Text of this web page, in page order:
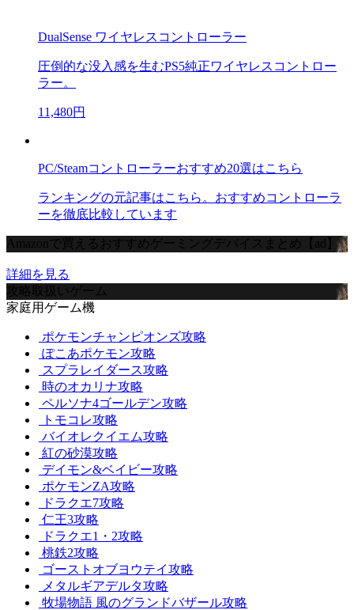
DualSense ワイヤレスコントローラー
圧倒的な没入感を生むPS5純正ワイヤレスコントロー
ラー。
11,480円
PC/Steamコントローラーおすすめ20選はこちら
ランキングの元記事はこちら。おすすめコントローラ
ーを徹底比較しています
Amazonで買えるおすすめゲーミングデバイスまとめ【ad】
詳細を見る
攻略取扱いゲーム
家庭用ゲーム機
ポケモンチャンピオンズ攻略
ぽこあポケモン攻略
スプラレイダース攻略
時のオカリナ攻略
ペルソナ4ゴールデン攻略
トモコレ攻略
バイオレクイエム攻略
紅の砂漠攻略
デイモン&ベイビー攻略
ポケモンZA攻略
ドラクエ7攻略
仁王3攻略
ドラクエ1・2攻略
桃鉄2攻略
ゴーストオブヨウテイ攻略
メタルギアデルタ攻略
牧場物語 風のグランドバザール攻略